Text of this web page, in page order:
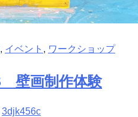
, イベント , ワークショップ
壁画制作体験
3djk456c